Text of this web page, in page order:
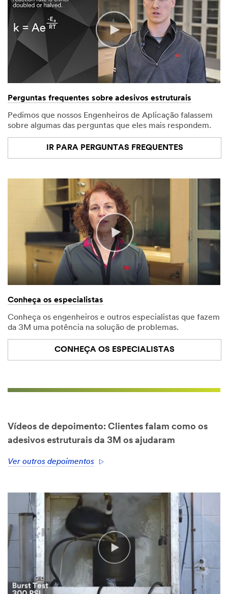
Perguntas frequentes sobre adesivos estruturais
Pedimos que nossos Engenheiros de Aplicação falassem
sobre algumas das perguntas que eles mais respondem.
IR PARA PERGUNTAS FREQUENTES
Conheça os especialistas
Conheça os engenheiros e outros especialistas que fazem
da 3M uma potência na solução de problemas.
CONHEÇA OS ESPECIALISTAS
Vídeos de depoimento: Clientes falam como os
adesivos estruturais da 3M os ajudaram
Ver outros depoimentos